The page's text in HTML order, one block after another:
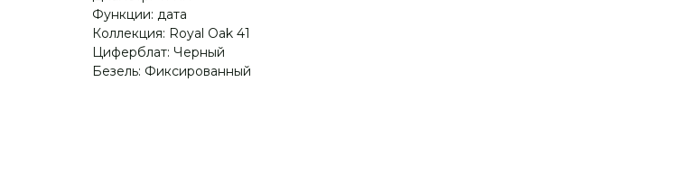
Функции: дата
Коллекция: Royal Oak 41
Циферблат: Черный
Безель: Фиксированный